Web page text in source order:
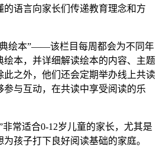
语言向家长们传递教育理念和方
绘本”——该栏目每周都会为不同年
本，并详细解读绘本的内容、主题
此之外，他们还会定期举办线上共读
与互动，在共读中享受阅读的乐
常适合0-12岁儿童的家长，尤其是
孩子打下良好阅读基础的家庭。